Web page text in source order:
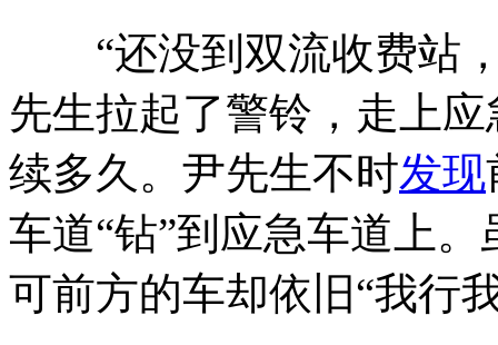
“还没到双流收费站，
先生拉起了警铃，走上
续多久。尹先生不时发现
车道“钻”到应急车道上
可前方的车却依旧“我行